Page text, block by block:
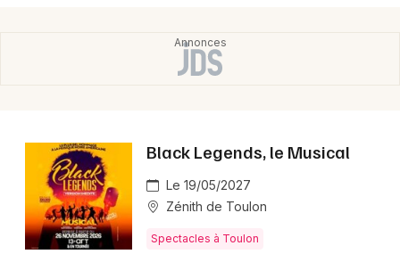
Black Legends, le Musical
Le 19/05/2027
Zénith de Toulon
Spectacles à Toulon